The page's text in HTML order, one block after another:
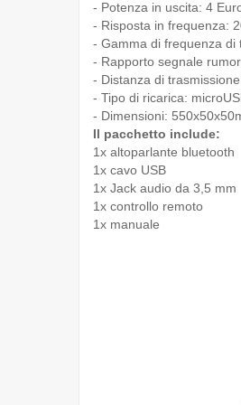
- Potenza in uscita: 4
- Risposta in frequenza:
- Gamma di frequenza di
- Rapporto segnale
- Distanza di
- Tipo di ricarica:
- Dimensioni:
Il pacchetto include:
1x altoparlante bluetooth
1x cavo USB
1x Jack audio da 3,5 mm
1x controllo remoto
1x manuale